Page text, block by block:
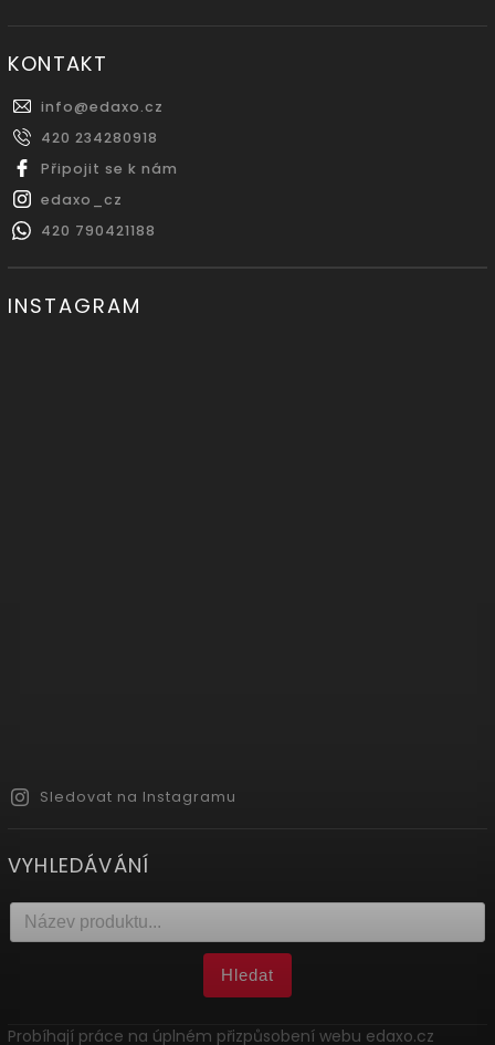
KONTAKT
info@edaxo.cz
420 234280918
Připojit se k nám
edaxo_cz
420 790421188
INSTAGRAM
Sledovat na Instagramu
VYHLEDÁVÁNÍ
Hledat
Probíhají práce na úplném přizpůsobení webu edaxo.cz